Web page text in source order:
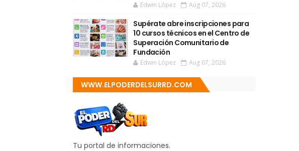
Edwin López Aug 07, 2026
Supérate abre inscripciones para
10 cursos técnicos en el Centro de
Superación Comunitario de
Fundación
Edwin López Aug 07, 2026
WWW.ELPODERDELSURRD.COM
Tu portal de informaciones.